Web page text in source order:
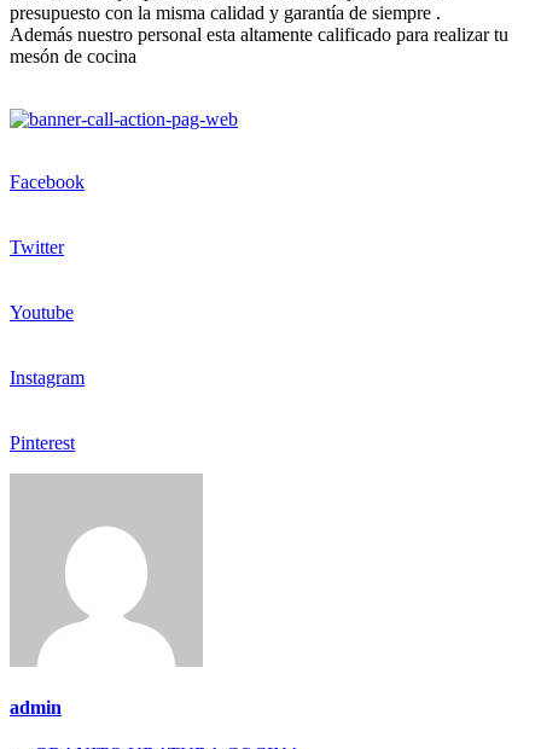
presupuesto con la misma calidad y garantía de siempre .
Además nuestro personal esta altamente calificado para realizar tu
mesón de cocina
Facebook
Twitter
Youtube
Instagram
Pinterest
admin